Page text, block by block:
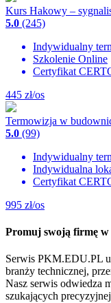
Kurs Hakowy –
5.0 (245)
Indywidualny
Szkolenie Online
Certyfikat
445 zł/os
Termowizja w
5.0 (99)
Indywidualny
Indywidualna
Certyfikat
995 zł/os
Promuj swoją firmę
Serwis PKM.EDU.PL
branży technicznej,
Nasz serwis odwiedza
szukających